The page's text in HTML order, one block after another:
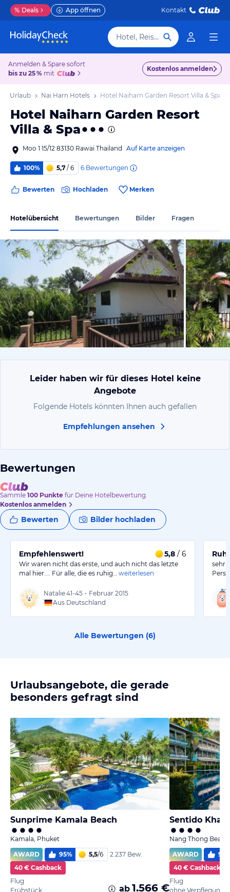
% Deals App öffnen Kontakt
Hotel, Reiseziel
Anmelden & Spare sofort
bis zu 25 % mit
Kostenlos anmelden
Urlaub Nai Harn Hotels Hotel Naiharn Garden Resort Villa & Spa
Hotel Naiharn Garden Resort
Villa & Spa
Moo 1 15/12 83130 Rawai Thailand Auf Karte anzeigen
100% 5,7 / 6 6 Bewertungen
Bewerten Hochladen Merken
Hotelübersicht Bewertungen Bilder Fragen
von
Leider haben wir für dieses Hotel keine
Angebote
Folgende Hotels könnten Ihnen auch gefallen
Empfehlungen ansehen
Bewertungen
Sammle 100 Punkte für Deine Hotelbewertung.
Kostenlos anmelden
Bewerten Bilder hochladen
Empfehlenswert! 5,8 / 6
Wir waren nicht das erste, und auch nicht das letzte
mal hier.... Für alle, die es ruhig…
weiterlesen
Natalie41-45 • Februar 2015
Aus Deutschland
sehr
Alle Bewertungen (6)
Urlaubsangebote, die gerade
besonders gefragt sind
Sunprime Kamala Beach
Kamala, Phuket
AWARD
95% 5,5/6
2.237 Bew.
40 € Cashback
Flug
Frühstück
ab 1.566 €
Sentido Khao
Nang Thong
AWARD
97
40 € Cashback
Flug
ohne Verpflegung